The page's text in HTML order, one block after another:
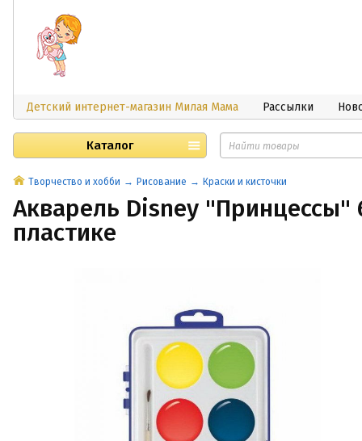
Детский интернет-магазин Милая Мама Рассылки
Каталог
Творчество и хобби Рисование Краски и кисточки
Акварель Disney "Принцессы"
пластике